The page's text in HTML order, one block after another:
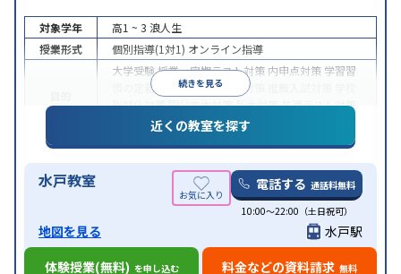
続きを見る
対象学年 高1 ~ 3 浪人生
授業形式
個別指導(1対1) オンライン指導
大学受験授業・定期テスト対策 内申点対策 学習習
慣の定着
総合型選抜(旧AO)対策
別特化対策国公立大対策私大対策共通テスト対策
英検(英語検定)対策その他科目別特化対策
特徴
中高一貫校生に対応授業の振替可能不登校生に対
応学習にPC・タブレットを利用オンライン対応1
科目から受講可能季節講習のみの受講可
近くの教室を探す
水戸教室 電話する 通話料無料
10:00〜22:00（土日祝可）
地図を見る
水戸駅
体験授業(無料) を申し込む 料金などの資料請求 無料